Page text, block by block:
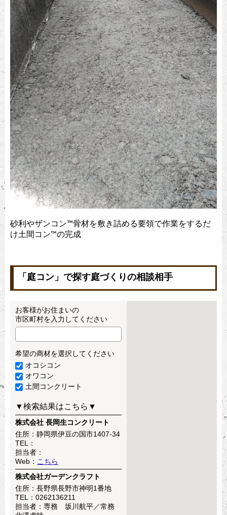
砂利やザンコン™︎骨材を敷き詰める要領で作業をするだ
け土間コン™︎の完成
「庭コン」で探す庭づくりの相談相手